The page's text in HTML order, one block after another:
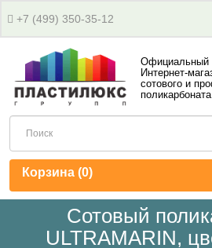
+7 (499) 350-35-12
Официальный
Интернет-
сотового и
поликарбоната
Корзина (0)
Сотовый
ULTRAMARIN,